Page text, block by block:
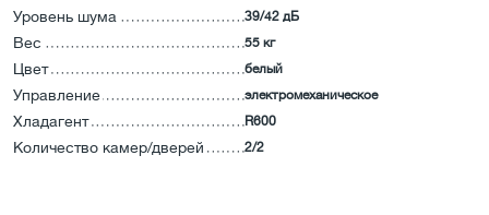
Уровень шума 39/42 дБ
Вес 55 кг
Цвет белый
Управление электромеханическое
Хладагент R600
Количество камер/дверей 2/2